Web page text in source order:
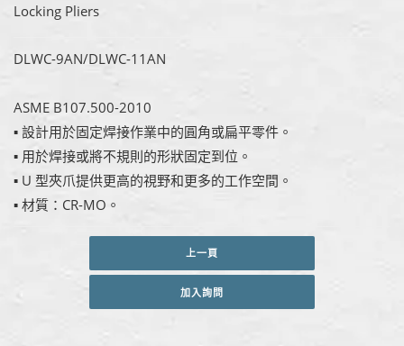
Locking Pliers
DLWC-9AN/DLWC-11AN
ASME B107.500-2010
▪ 設計用於固定焊接作業中的圓角或扁平零件。
▪ 用於焊接或將不規則的形狀固定到位。
▪ U 型夾爪提供更高的視野和更多的工作空間。
▪ 材質：CR-MO。
上一頁
加入詢問